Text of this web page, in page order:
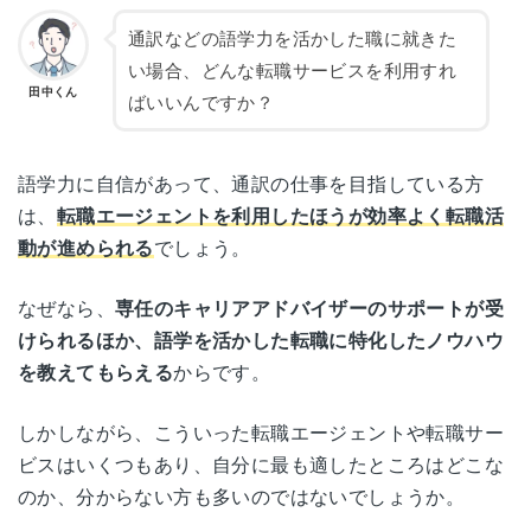
田中くん
通訳などの語学力を活かした職に就きた
い場合、どんな転職サービスを利用すれ
ばいいんですか？
語学力に自信があって、通訳の仕事を目指している方
は、 転職エージェントを利用したほうが効率よく転職活
動が進められるでしょう。
なぜなら、 専任のキャリアアドバイザーのサポートが受
けられるほか、語学を活かした転職に特化したノウハウ
を教えてもらえるからです。
しかしながら、こういった転職エージェントや転職サー
ビスはいくつもあり、自分に最も適したところはどこな
のか、分からない方も多いのではないでしょうか。